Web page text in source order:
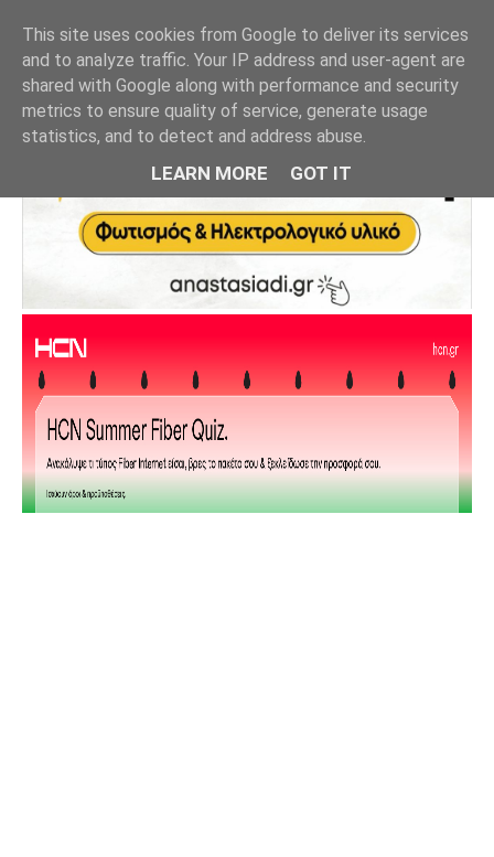
This site uses cookies from Google to deliver its services
and to analyze traffic. Your IP address and user-agent are
shared with Google along with performance and security
metrics to ensure quality of service, generate usage
statistics, and to detect and address abuse.
LEARN MORE GOT IT